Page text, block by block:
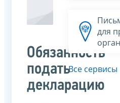
Обязанность
подать
декларацию
для
Все сервисы